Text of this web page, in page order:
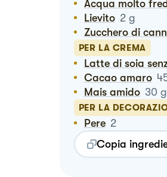
Acqua molto
Lievito 2 g
Zucchero di
PER LA CREMA
Latte di soia
Cacao amaro
Mais amido 30 g
PER LA
Pere 2
Copia